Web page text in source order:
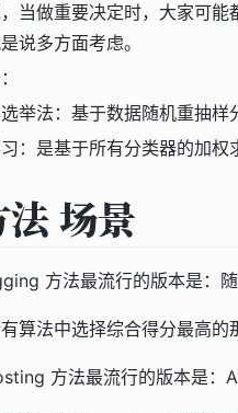
当做重要决定时，大家可
说多方面考虑。
举法：基于数据随机重抽样
：是基于所有分类器的加权
场景
方法最流行的版本是：
算法中选择综合得分最高的
方法最流行的版本是：